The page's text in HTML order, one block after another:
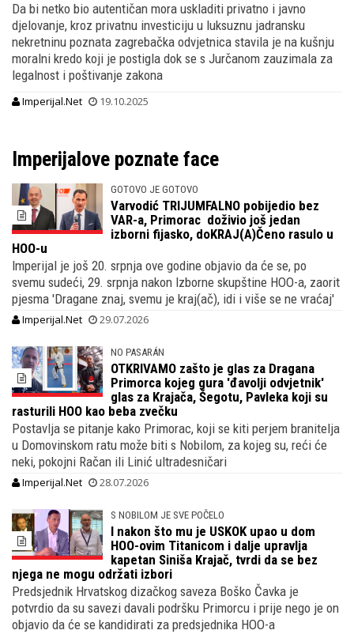
Da bi netko bio autentičan mora uskladiti privatno i javno
djelovanje, kroz privatnu investiciju u luksuznu jadransku
nekretninu poznata zagrebačka odvjetnica stavila je na kušnju
moralni kredo koji je postigla dok se s Jurčanom zauzimala za
legalnost i poštivanje zakona
Imperijal.Net 19.10.2025
Imperijalove poznate face
GOTOVO JE GOTOVO
Varvodić TRIJUMFALNO pobijedio bez
VAR-a, Primorac doživio još jedan
izborni fijasko, doKRAJ(A)Čeno rasulo u
HOO-u
Imperijal je još 20. srpnja ove godine objavio da će se, po
svemu sudeći, 29. srpnja nakon Izborne skupštine HOO-a, zaorit
pjesma 'Dragane znaj, svemu je kraj(ač), idi i više se ne vraćaj'
Imperijal.Net 29.07.2026
NO PASARÁN
OTKRIVAMO zašto je glas za Dragana
Primorca kojeg gura 'đavolji odvjetnik'
glas za Krajača, Šegotu, Pavleka koji su
rasturili HOO kao beba zvečku
Postavlja se pitanje kako Primorac, koji se kiti perjem branitelja
u Domovinskom ratu može biti s Nobilom, za kojeg su, reći će
neki, pokojni Račan ili Linić ultradesničari
Imperijal.Net 28.07.2026
S NOBILOM JE SVE POČELO
I nakon što mu je USKOK upao u dom
HOO-ovim Titanicom i dalje upravlja
kapetan Siniša Krajač, tvrdi da se bez
njega ne mogu održati izbori
Predsjednik Hrvatskog dizačkog saveza Boško Čavka je
potvrdio da su savezi davali podršku Primorcu i prije nego je on
objavio da će se kandidirati za predsjednika HOO-a